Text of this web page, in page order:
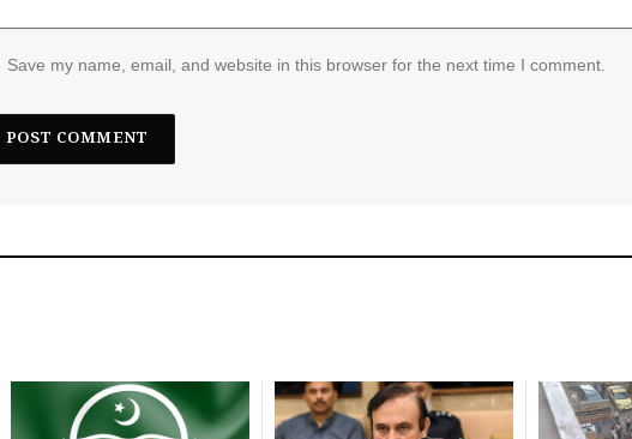
Save my name, email, and website in this browser for the next time I comment.